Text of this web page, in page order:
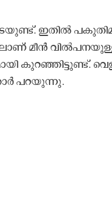
ഇ​തി​ൽ
മീ​ൻ
കു​റ​ഞ്ഞി​ട്ടു​ണ്ട്.
പ​റ​യു​ന്നു.